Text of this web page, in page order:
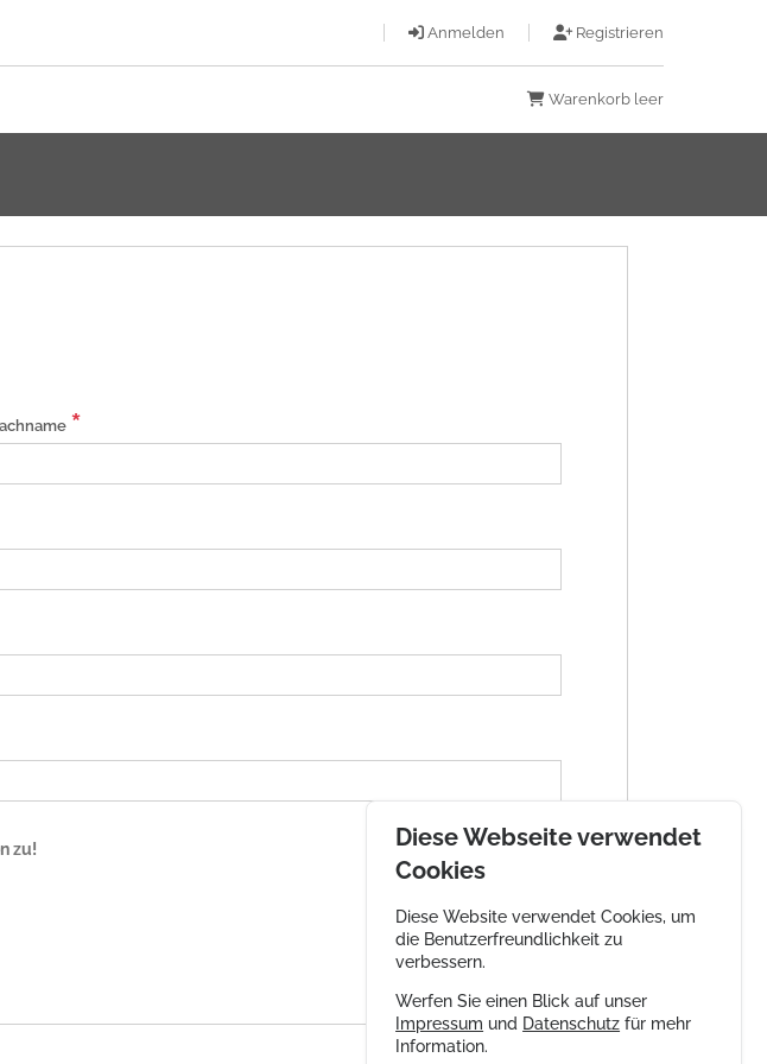
Anmelden Registrieren
Warenkorb leer
*
zu!
Diese Webseite verwendet
Cookies
Diese Website verwendet Cookies, um
die Benutzerfreundlichkeit zu
verbessern.
Werfen Sie einen Blick auf unser
Impressum und Datenschutz für mehr
Information.